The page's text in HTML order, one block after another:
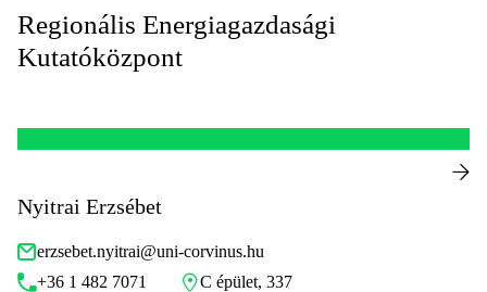
Regionális Energiagazdasági
Kutatóközpont
Nyitrai Erzsébet
erzsebet.nyitrai@uni-corvinus.hu
+36 1 482 7071
C épület, 337